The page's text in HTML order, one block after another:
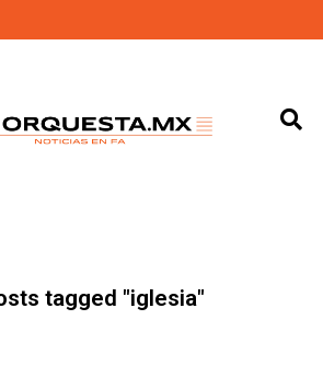
tagged "iglesia"